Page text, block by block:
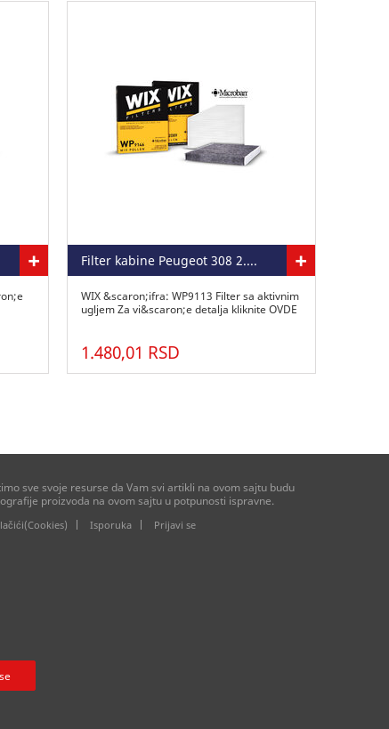
+ Filter kabine Peugeot 308 2.0 HDI sa aktivnim ugljem +
WIX &scaron;ifra: WP9113 Filter sa aktivnim
ugljem Za vi&scaron;e detalja kliknite OVDE
1.480,01 RSD
sve svoje resurse da Vam svi artikli na ovom sajtu budu
proizvoda na ovom sajtu u potpunosti ispravne.
Isporuka
Prijavi se